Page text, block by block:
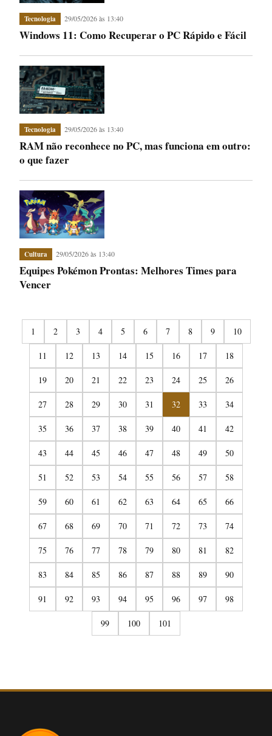
Tecnologia 29/05/2026 às 13:40
Windows 11: Como Recuperar o PC Rápido e Fácil
Tecnologia 29/05/2026 às 13:40
RAM não reconhece no PC, mas funciona em outro:
o que fazer
Cultura 29/05/2026 às 13:40
Equipes Pokémon Prontas: Melhores Times para
Vencer
1 2 3 4 5 6 7 8 9 10
11 12 13 14 15 16 17 18
19 20 21 22 23 24 25 26
27 28 29 30 31 32 33 34
35 36 37 38 39 40 41 42
43 44 45 46 47 48 49 50
51 52 53 54 55 56 57 58
59 60 61 62 63 64 65 66
67 68 69 70 71 72 73 74
75 76 77 78 79 80 81 82
83 84 85 86 87 88 89 90
91 92 93 94 95 96 97 98
99 100 101